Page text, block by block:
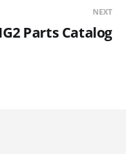
NEXT
Parts Catalog